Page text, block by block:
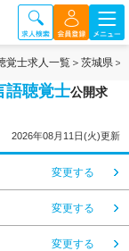
覚士求人一覧 茨城県
語聴覚士公開求
2026年08月11日(火)更新
変更する
変更する
変更する